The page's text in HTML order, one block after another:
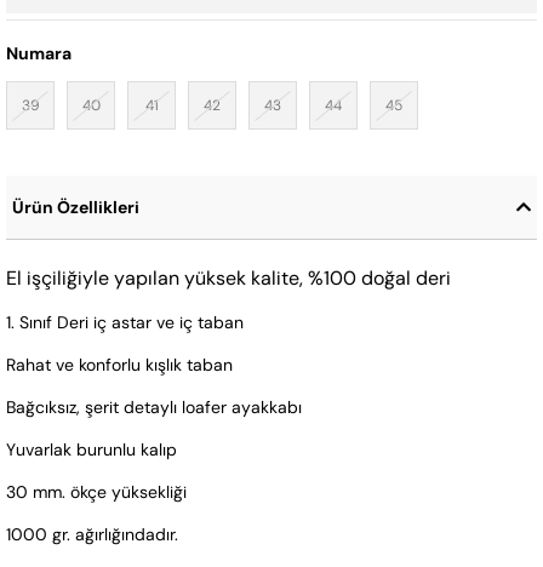
Numara
39 40 41 42 43 44 45
Ürün Özellikleri
El işçiliğiyle yapılan yüksek kalite, %100 doğal deri
1. Sınıf Deri iç astar ve iç taban
Rahat ve konforlu kışlık taban
Bağcıksız, şerit detaylı loafer ayakkabı
Yuvarlak burunlu kalıp
30 mm. ökçe yüksekliği
1000 gr. ağırlığındadır.